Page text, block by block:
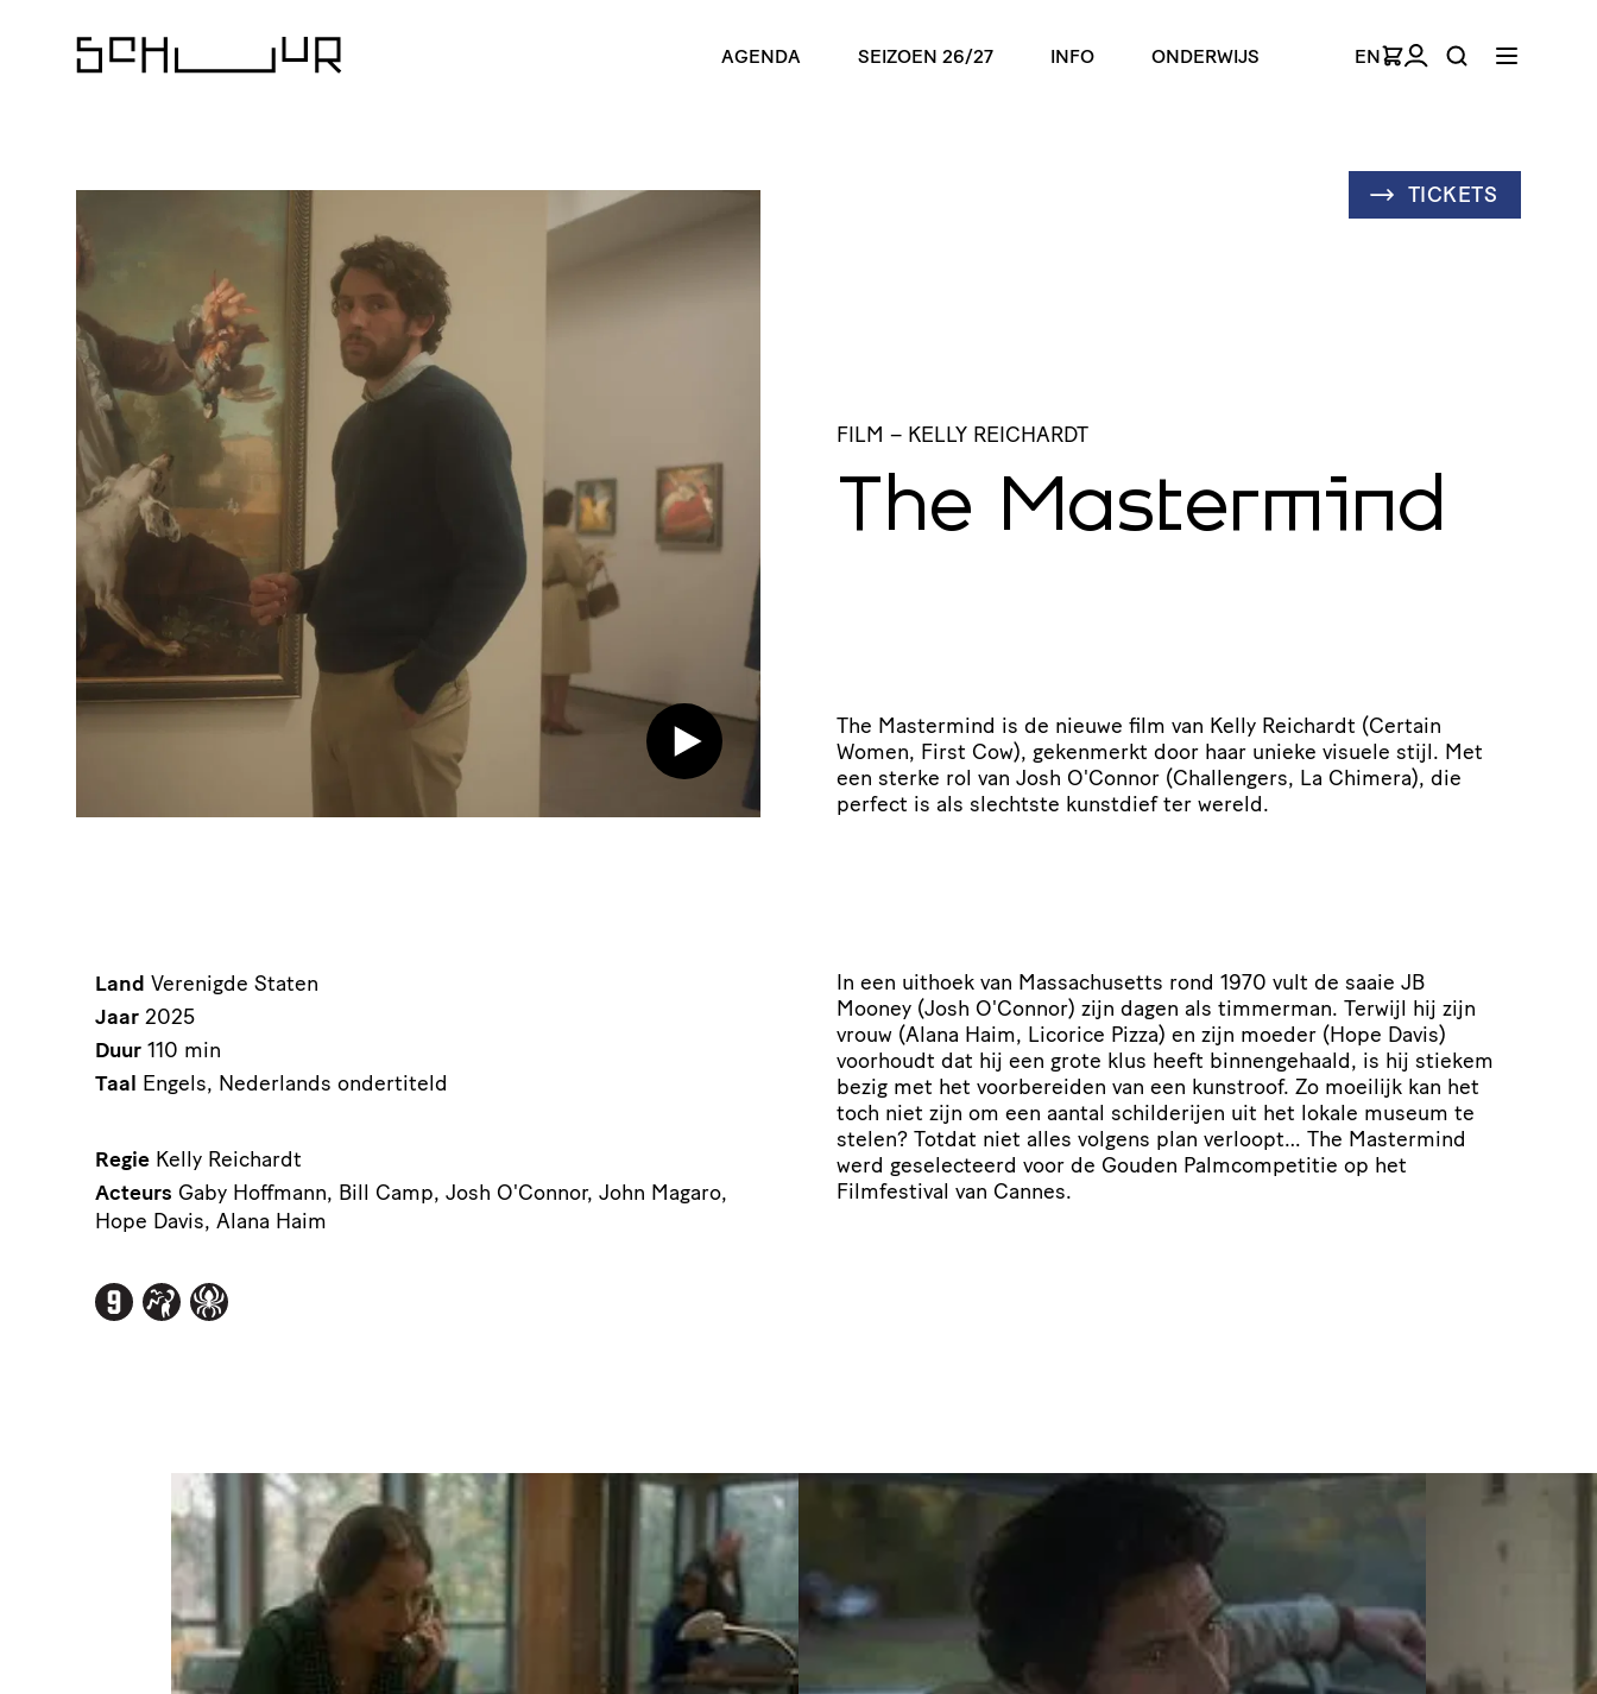
AGENDA SEIZOEN 26/27 INFO ONDERWIJS EN
TICKETS
FILM – KELLY REICHARDT
The Mastermind
The Mastermind is de nieuwe film van Kelly Reichardt (Certain
Women, First Cow), gekenmerkt door haar unieke visuele stijl. Met
een sterke rol van Josh O'Connor (Challengers, La Chimera), die
perfect is als slechtste kunstdief ter wereld.
In een uithoek van Massachusetts rond 1970 vult de saaie JB
Mooney (Josh O'Connor) zijn dagen als timmerman. Terwijl hij zijn
vrouw (Alana Haim, Licorice Pizza) en zijn moeder (Hope Davis)
voorhoudt dat hij een grote klus heeft binnengehaald, is hij stiekem
bezig met het voorbereiden van een kunstroof. Zo moeilijk kan het
toch niet zijn om een aantal schilderijen uit het lokale museum te
stelen? Totdat niet alles volgens plan verloopt… The Mastermind
werd geselecteerd voor de Gouden Palmcompetitie op het
Filmfestival van Cannes.
Land Verenigde Staten
Jaar 2025
Duur 110 min
Taal Engels, Nederlands ondertiteld
Regie Kelly Reichardt
Acteurs Gaby Hoffmann, Bill Camp, Josh O'Connor, John Magaro,
Hope Davis, Alana Haim